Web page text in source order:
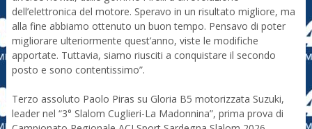
dell’elettronica del motore. Speravo in un risultato migliore, ma
alla fine abbiamo ottenuto un buon tempo. Pensavo di poter
migliorare ulteriormente quest’anno, viste le modifiche
apportate. Tuttavia, siamo riusciti a conquistare il secondo
posto e sono contentissimo”.
Terzo assoluto Paolo Piras su Gloria B5 motorizzata Suzuki,
leader nel “3° Slalom Cuglieri-La Madonnina”, prima prova di